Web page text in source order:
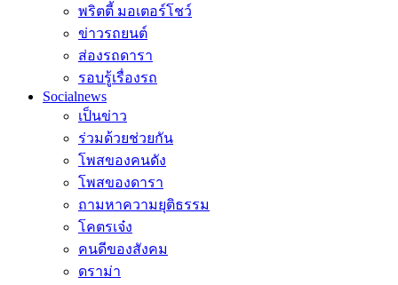
พริตตี้ มอเตอร์โชว์
ข่าวรถยนต์
ส่องรถดารา
รอบรู้เรื่องรถ
Socialnews
เป็นข่าว
ร่วมด้วยช่วยกัน
โพสของคนดัง
โพสของดารา
ถามหาความยุติธรรม
โคตรเจ๋ง
คนดีของสังคม
ดราม่า